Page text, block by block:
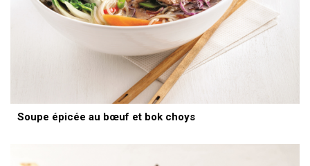
Soupe épicée au bœuf et bok choys